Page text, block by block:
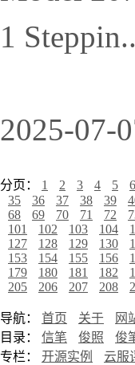
1
2025-07-
分页： 1 2 3 4 5 6
35
36 37 38 39
68
69 70 71 72
101
102 103 104
127
128 129 130
153
154 155 156
179
180 181 182
205
206 207 208
导航： 首页 关于
网
目录： 信笔 俊照 俊
专栏： 开源实例 云服